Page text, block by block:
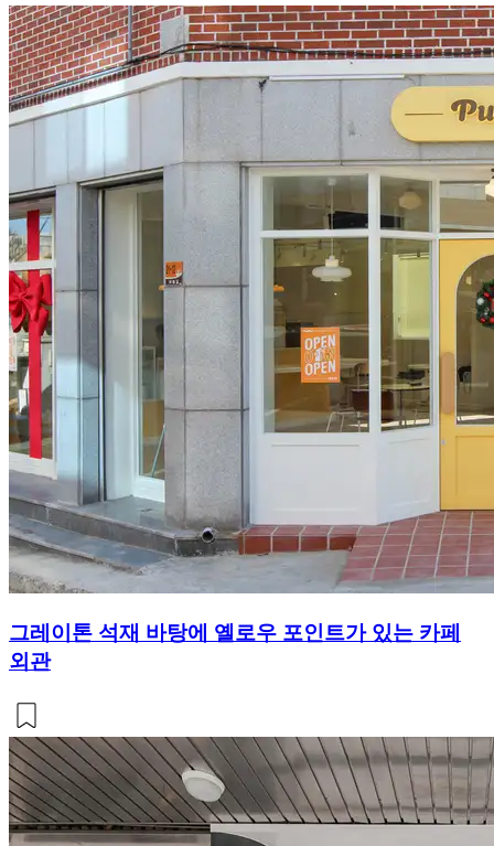
그레이톤 석재 바탕에 옐로우 포인트가 있는 카페
외관